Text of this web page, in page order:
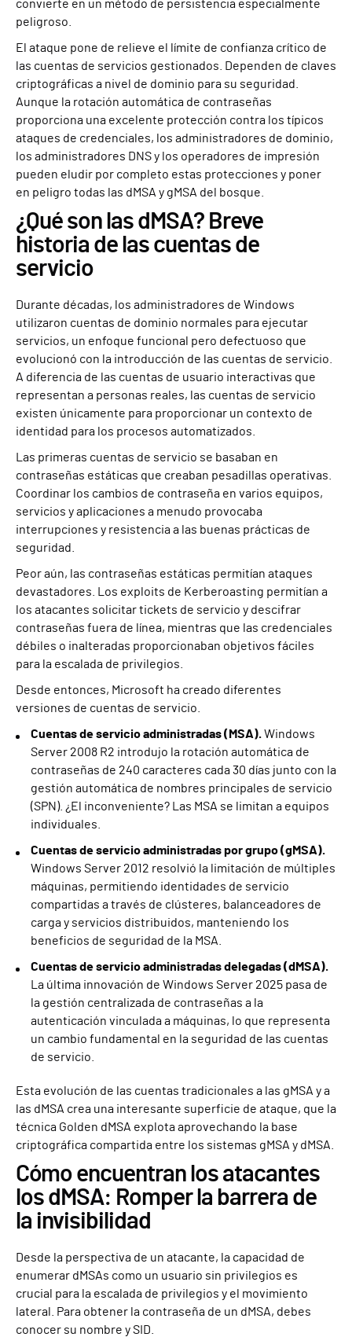
convierte en un método de persistencia especialmente
peligroso.
El ataque pone de relieve el límite de confianza crítico de
las cuentas de servicios gestionados. Dependen de claves
criptográficas a nivel de dominio para su seguridad.
Aunque la rotación automática de contraseñas
proporciona una excelente protección contra los típicos
ataques de credenciales, los administradores de dominio,
los administradores DNS y los operadores de impresión
pueden eludir por completo estas protecciones y poner
en peligro todas las dMSA y gMSA del bosque.
¿Qué son las dMSA? Breve
historia de las cuentas de
servicio
Durante décadas, los administradores de Windows
utilizaron cuentas de dominio normales para ejecutar
servicios, un enfoque funcional pero defectuoso que
evolucionó con la introducción de las cuentas de servicio.
A diferencia de las cuentas de usuario interactivas que
representan a personas reales, las cuentas de servicio
existen únicamente para proporcionar un contexto de
identidad para los procesos automatizados.
Las primeras cuentas de servicio se basaban en
contraseñas estáticas que creaban pesadillas operativas.
Coordinar los cambios de contraseña en varios equipos,
servicios y aplicaciones a menudo provocaba
interrupciones y resistencia a las buenas prácticas de
seguridad.
Peor aún, las contraseñas estáticas permitían ataques
devastadores. Los exploits de Kerberoasting permitían a
los atacantes solicitar tickets de servicio y descifrar
contraseñas fuera de línea, mientras que las credenciales
débiles o inalteradas proporcionaban objetivos fáciles
para la escalada de privilegios.
Desde entonces, Microsoft ha creado diferentes
versiones de cuentas de servicio.
Cuentas de servicio administradas (MSA).Windows
Server 2008 R2 introdujo la rotación automática de
contraseñas de 240 caracteres cada 30 días junto con la
gestión automática de nombres principales de servicio
(SPN). ¿El inconveniente? Las MSA se limitan a equipos
individuales.
Cuentas de servicio administradas por grupo (gMSA).
Windows Server 2012 resolvió la limitación de múltiples
máquinas, permitiendo identidades de servicio
compartidas a través de clústeres, balanceadores de
carga y servicios distribuidos, manteniendo los
beneficios de seguridad de la MSA.
Cuentas de servicio administradas delegadas (dMSA).
La última innovación de Windows Server 2025 pasa de
la gestión centralizada de contraseñas a la
autenticación vinculada a máquinas, lo que representa
un cambio fundamental en la seguridad de las cuentas
de servicio.
Esta evolución de las cuentas tradicionales a las gMSA y a
las dMSA crea una interesante superficie de ataque, que la
técnica Golden dMSA explota aprovechando la base
criptográfica compartida entre los sistemas gMSA y dMSA.
Cómo encuentran los atacantes
los dMSA: Romper la barrera de
la invisibilidad
Desde la perspectiva de un atacante, la capacidad de
enumerar dMSAs como un usuario sin privilegios es
crucial para la escalada de privilegios y el movimiento
lateral. Para obtener la contraseña de un dMSA, debes
conocer su nombre y SID.